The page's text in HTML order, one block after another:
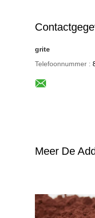
grite
Telefoonnummer :
Meer De